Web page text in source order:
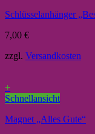
Schlüsselanhänger
7,00 €
zzgl. Versandkosten
+
Schnellansicht
Magnet „Alles Gute“